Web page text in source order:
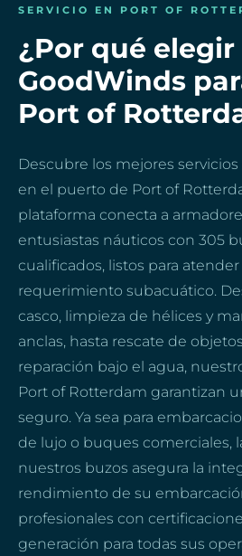
SERVICIO EN PORT OF
¿Por qué elegir
GoodWinds
Port of
Descubre los mejores
en el puerto de Port of
plataforma conecta a
entusiastas náuticos con 305
cualificados, listos para
requerimiento subacuático.
casco, limpieza de hélices y
anclas, hasta rescate de
reparación bajo el agua,
Port of Rotterdam garantizan
seguro. Ya sea para
de lujo o buques comerciales,
nuestros buzos asegura la
rendimiento de su
profesionales con
generación para todas sus